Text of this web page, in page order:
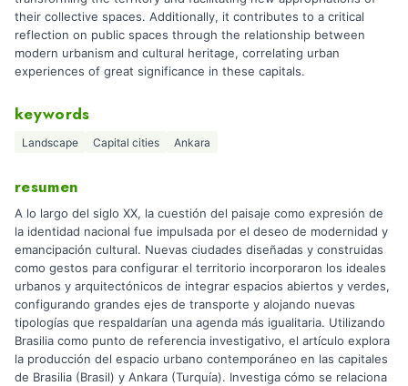
their collective spaces. Additionally, it contributes to a critical
reflection on public spaces through the relationship between
modern urbanism and cultural heritage, correlating urban
experiences of great significance in these capitals.
keywords
Landscape Capital cities Ankara
resumen
A lo largo del siglo XX, la cuestión del paisaje como expresión de
la identidad nacional fue impulsada por el deseo de modernidad y
emancipación cultural. Nuevas ciudades diseñadas y construidas
como gestos para configurar el territorio incorporaron los ideales
urbanos y arquitectónicos de integrar espacios abiertos y verdes,
configurando grandes ejes de transporte y alojando nuevas
tipologías que respaldarían una agenda más igualitaria. Utilizando
Brasilia como punto de referencia investigativo, el artículo explora
la producción del espacio urbano contemporáneo en las capitales
de Brasilia (Brasil) y Ankara (Turquía). Investiga cómo se relaciona